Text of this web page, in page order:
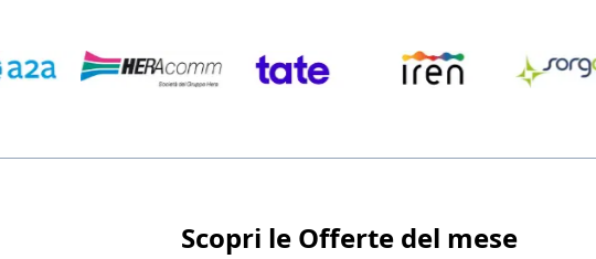
Scopri le Offerte del mese